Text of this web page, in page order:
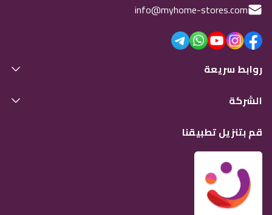
info@myhome-stores.com
روابط سريعة
الشركة
قم بتنزيل تطبيقنا